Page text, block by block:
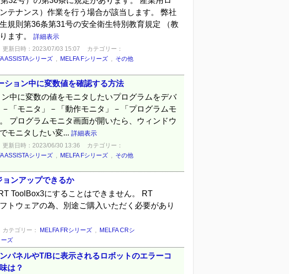
テナンス）作業を行う場合が該当します。 弊社
規則第36条第31号の安全衛生特別教育規定 （教
ます。 詳細表示
更新日時：2023/07/03 15:07
カテゴリー：
ASSISTAシリーズ, MELFA Fシリーズ, その他
ョン中に変数値を確認する方法
中に変数の値をモニタしたいプログラムをデバ
「モニタ」－「動作モニタ」－「プログラムモ
プログラムモニタ画面が開いたら、ウィンドウ
モニタしたい変... 詳細表示
更新日時：2023/06/30 13:36
カテゴリー：
ASSISTAシリーズ, MELFA Fシリーズ, その他
ンアップできるか
ToolBox3にすることはできません。 RT
トウェアの為、別途ご購入いただく必要があり
カテゴリー： MELFA FRシリーズ, MELFA CRシ
ーズ
パネルやT/Bに表示されるロボットのエラーコ
は？